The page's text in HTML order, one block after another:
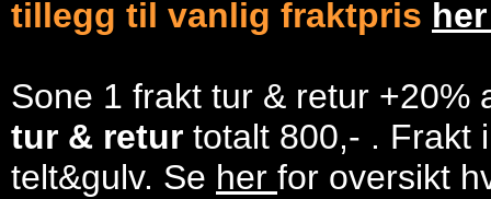
tillegg til vanlig fraktpris
Sone 1 frakt tur & retur +20%
tur & retur totalt 800,- . Frakt
telt&gulv. Se her for oversikt